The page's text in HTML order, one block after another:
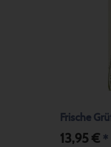
Frische
13,95 € *